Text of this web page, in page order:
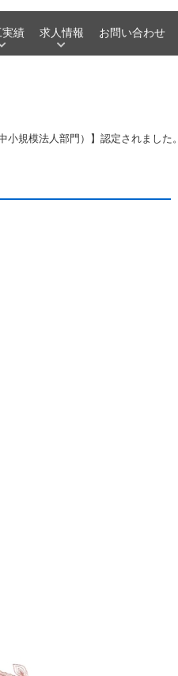
実績 求人情報 お問い合わせ
小規模法人部門）】認定されました。